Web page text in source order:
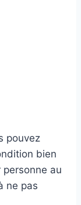
pouvez
bien
au
ne pas